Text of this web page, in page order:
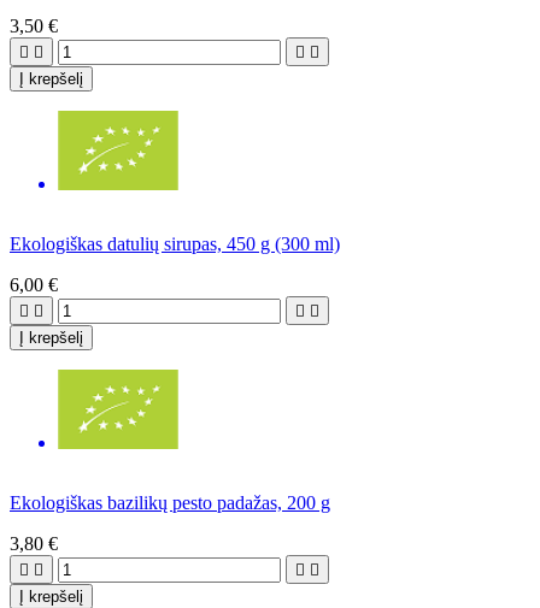
3,50 €
   
Į krepšelį
Ekologiškas datulių sirupas, 450 g (300 ml)
6,00 €
   
Į krepšelį
Ekologiškas bazilikų pesto padažas, 200 g
3,80 €
   
Į krepšelį